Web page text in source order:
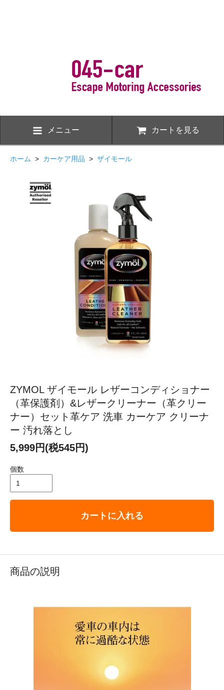
メニュー カートを見る
ホーム > カーケア用品 > ザイモール
ZYMOL ザイモール レザーコンディショナー
（革保護剤）&レザークリーナー（革クリー
ナー）セット革ケア 洗車 カーケア クリーナ
ー 汚れ落とし
5,999円(税545円)
個数
カートに入れる
商品の説明